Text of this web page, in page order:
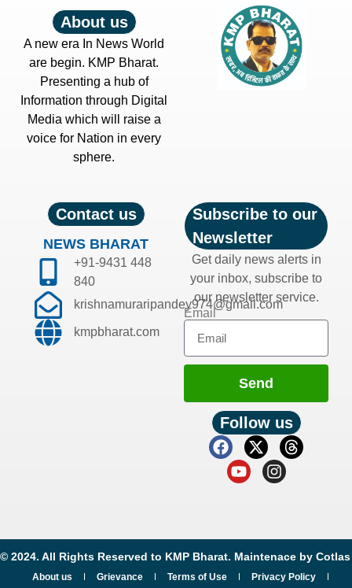
About us
A new era In News World
are begin. KMP Bharat.
Presenting a hub of
Information through Digital
Media which will raise a
voice for Nation in every
sphere.
Contact us
NEWS BHARAT
+91-9431 448
840
krishnamuraripandey974@gmail.com
kmpbharat.com
Subscribe to our
Newsletter
Get daily news alerts in
your inbox, subscribe to
our newsletter service.
Email
Send
Follow us
© 2024. All Rights Reserved to KMP Bharat. Maintenace by Cotlas
About us Grievance Terms of Use Privacy Policy